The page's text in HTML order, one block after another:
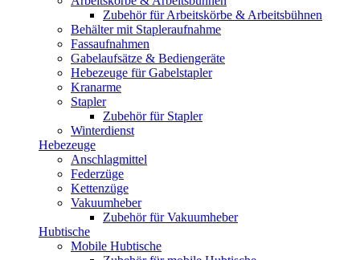
Zubehör für Arbeitskörbe & Arbeitsbühnen
Behälter mit Stapleraufnahme
Fassaufnahmen
Gabelaufsätze & Bediengeräte
Hebezeuge für Gabelstapler
Kranarme
Stapler
Zubehör für Stapler
Winterdienst
Hebezeuge
Anschlagmittel
Federzüge
Kettenzüge
Vakuumheber
Zubehör für Vakuumheber
Hubtische
Mobile Hubtische